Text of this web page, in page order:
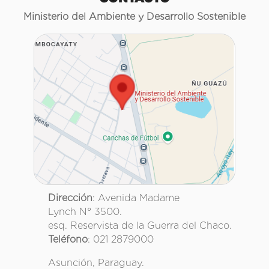
Ministerio del Ambiente y Desarrollo Sostenible
Dirección: Avenida Madame
Lynch N° 3500.
esq. Reservista de la Guerra del Chaco.
Teléfono: 021 2879000
Asunción, Paraguay.